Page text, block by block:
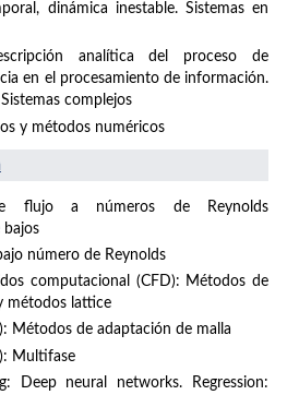
dinámica inestable. Sistemas en
analítica del proceso de
en el procesamiento de información.
complejos
y métodos numéricos
flujo a números de Reynolds
bajos
número de Reynolds
computacional (CFD): Métodos de
métodos lattice
Métodos de adaptación de malla
Multifase
Deep neural networks. Regression: